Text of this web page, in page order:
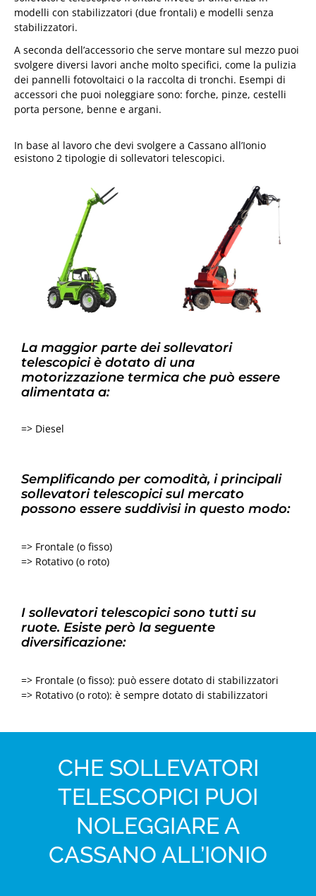
modelli con stabilizzatori (due frontali) e modelli senza
stabilizzatori.
A seconda dell’accessorio che serve montare sul mezzo puoi
svolgere diversi lavori anche molto specifici, come la pulizia
dei pannelli fotovoltaici o la raccolta di tronchi. Esempi di
accessori che puoi noleggiare sono: forche, pinze, cestelli
porta persone, benne e argani.
In base al lavoro che devi svolgere a Cassano all’Ionio
esistono 2 tipologie di sollevatori telescopici.
La maggior parte dei sollevatori
telescopici è dotato di una
motorizzazione termica che può essere
alimentata a:
=> Diesel
Semplificando per comodità, i principali
sollevatori telescopici sul mercato
possono essere suddivisi in questo modo:
=> Frontale (o fisso)
=> Rotativo (o roto)
I sollevatori telescopici sono tutti su
ruote. Esiste però la seguente
diversificazione:
=> Frontale (o fisso): può essere dotato di stabilizzatori
=> Rotativo (o roto): è sempre dotato di stabilizzatori
CHE SOLLEVATORI
TELESCOPICI PUOI
NOLEGGIARE A
CASSANO ALL’IONIO